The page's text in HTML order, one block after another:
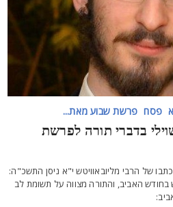
פסח פרשת שבוע מאת...
בדברי תורה לפרשת
של הרבי מליובאוויטש י"א ניסן התשכ"ה:
האביב, והתורה מצווה על תשומת לב